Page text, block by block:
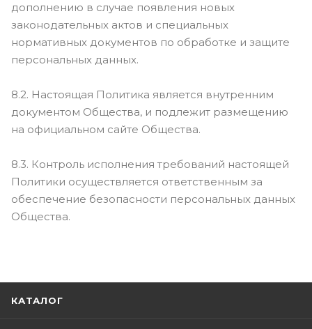
дополнению в случае появления новых
законодательных актов и специальных
нормативных документов по обработке и защите
персональных данных.
8.2. Настоящая Политика является внутренним
документом Общества, и подлежит размещению
на официальном сайте Общества.
8.3. Контроль исполнения требований настоящей
Политики осуществляется ответственным за
обеспечение безопасности персональных данных
Общества.
КАТАЛОГ